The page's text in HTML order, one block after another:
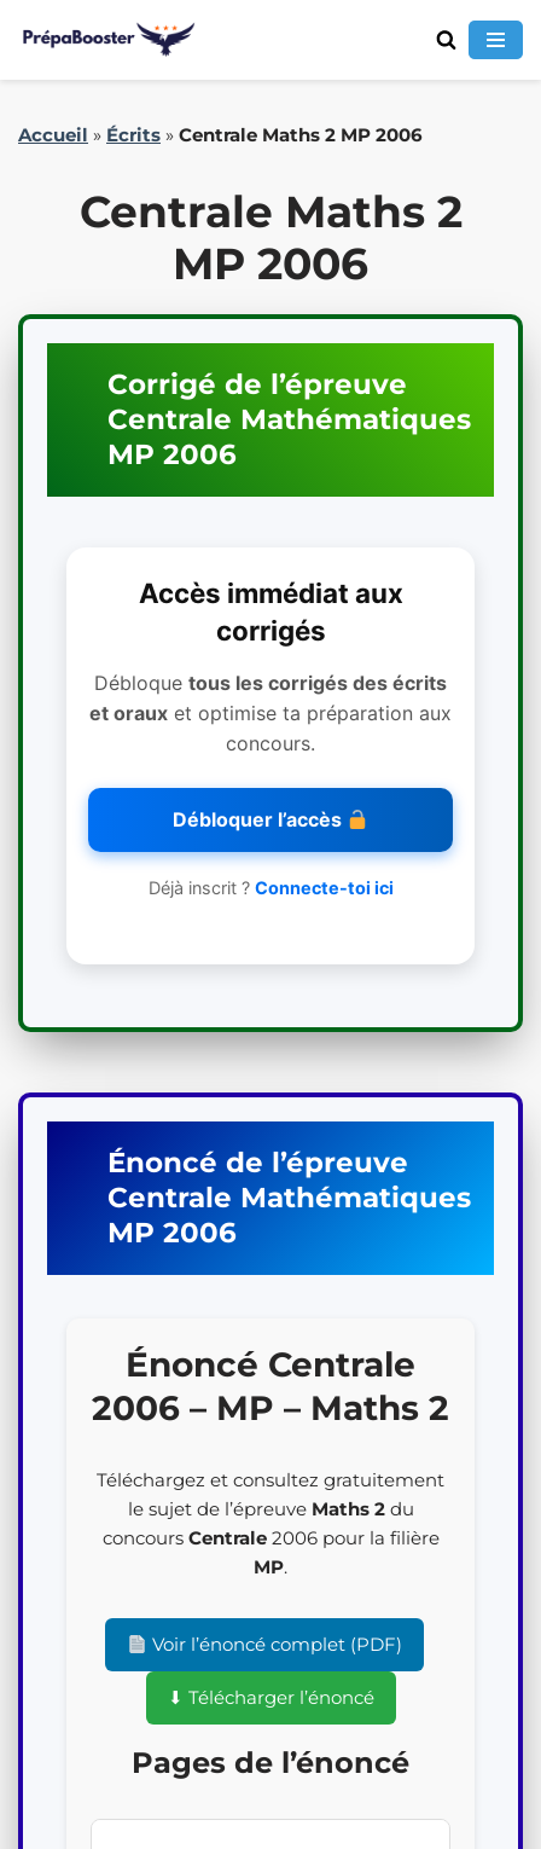
Aller
Accueil » Écrits » Centrale Maths 2 MP 2006
Centrale Maths 2
MP 2006
Corrigé de l’épreuve
Centrale Mathématiques
MP 2006
Accès immédiat aux
corrigés
Débloque tous les corrigés des écrits
et oraux et optimise ta préparation aux
concours.
Débloquer l’accès
Déjà inscrit ? Connecte-toi ici
Énoncé de l’épreuve
Centrale Mathématiques
MP 2006
Énoncé Centrale
2006 – MP – Maths 2
Téléchargez et consultez gratuitement
le sujet de l’épreuve Maths 2du
concours Centrale2006 pour la filière
MP.
Voir l’énoncé complet (PDF)
⬇ Télécharger l’énoncé
Pages de l’énoncé